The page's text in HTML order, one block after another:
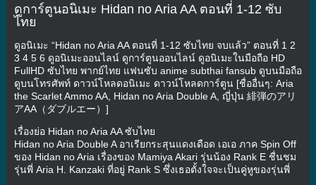
ดูการ์ตูนอนิเมะ Hidan no Aria AA ตอนที่ 1-12 ซับ
ไทย
ดูอนิเมะ “Hidan no Aria AA ตอนที่ 1-12 ซับไทย จบแล้ว” ตอนที่ 1 2
3 4 5 6 ดูอนิเมะออนไลน์ ดูการ์ตูนออนไลน์ ดูอนิเมะในมือถือ HD
FullHD ซับไทย พากย์ไทย แฟนซับ anime subthai fansub ดูบนมือถือ
ดูบนโทรศัพท์ ดาวน์โหลดอนิเมะ ดาวน์โหลดการ์ตูน [ชื่ออื่นๆ: Aria
the Scarlet Ammo AA, Hidan no Aria Double A, ญี่ปุ่น 緋弾のアリ
アAA（ダブルエー）]
เรื่องย่อ Hidan no Aria AA ซับไทย
Hidan no Aria Double A อาเรียกระสุนแดงเดือด เอเอ ภาค Spin Off
ของ Hidan no Aria เรื่องของ Mamiya Akari รุ่นน้อง Rank E ชื่นชม
รุ่นพี่ Aria H. Kanzaki ที่อยู่ Rank S ซึ่งเธอตั้งใจจะเป็นคู่หูของรุ่นพี่